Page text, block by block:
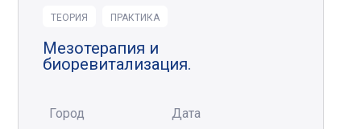
ТЕОРИЯ ПРАКТИКА
Мезотерапия и
биоревитализация.
Город Дата